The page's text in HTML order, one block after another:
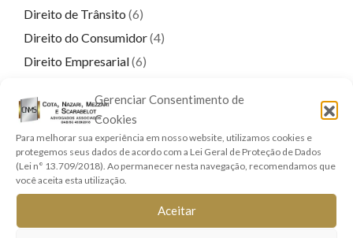
Gerenciar Consentimento de
Cookies
Para melhorar sua experiência em nosso website, utilizamos cookies e
protegemos seus dados de acordo com a Lei Geral de Proteção de Dados
(Lei n° 13.709/2018). Ao permanecer nesta navegação, recomendamos que
você aceita esta utilização.
Aceitar
Direito de Trânsito (6)
Direito do Consumidor(4)
Direito Empresarial(6)
Direito Previdenciário (9)
Direitos Real e Imobiliário
Família e Sucessões(9)
Lei Geral de Proteção de Dados
Responsabilidade Civil(8)